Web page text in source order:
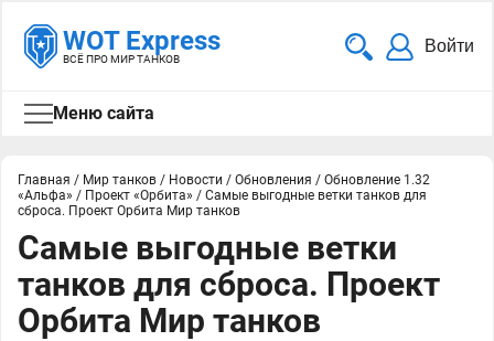
WOT Express
ВСЁ ПРО МИР ТАНКОВ
Войти
Меню сайта
Главная / Мир танков / Новости / Обновления / Обновление 1.32
«Альфа» / Проект «Орбита» / Самые выгодные ветки танков для
сброса. Проект Орбита Мир танков
Самые выгодные ветки
танков для сброса. Проект
Орбита Мир танков